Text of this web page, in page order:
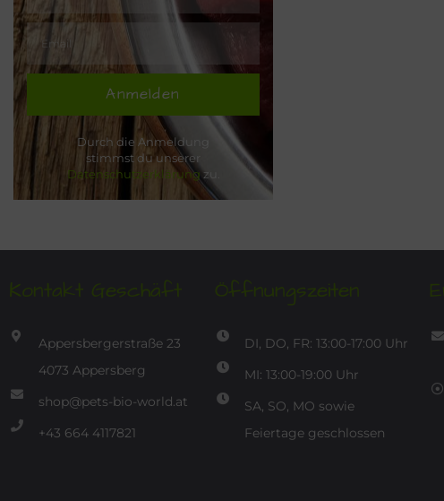
Anmelden
Durch die Anmeldung
stimmst du unserer
Datenschutzerklärungzu.
Kontakt Geschäft
Appersbergerstraße 23
4073 Appersberg
shop@pets-bio-world.at
+43 664 4117821
Öffnungszeiten
DI, DO, FR: 13:00-17:00 Uhr
MI: 13:00-19:00 Uhr
SA, SO, MO sowie
Feiertage geschlossen